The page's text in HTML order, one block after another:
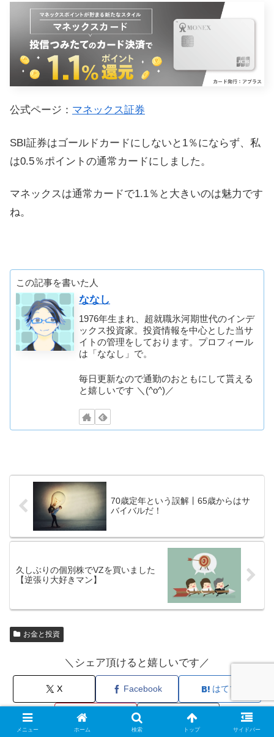
公式ページ： マネックス証券
SBI証券はゴールドカードにしないと1％にならず、私
は0.5％ポイントの通常カードにしました。
マネックスは通常カードで1.1％と大きいのは魅力です
ね。
この記事を書いた人
ななし
1976年生まれ、超就職氷河期世代のインデ
ックス投資家。投資情報を中心とした当サ
イトの管理をしております。プロフィール
は「ななし」で。
毎日更新なので通勤のおともにして貰える
と嬉しいです ＼(^o^)／
70歳定年という誤解丨65歳からはサ
バイバルだ！
久しぶりの個別株でVZを買いました
【逆張り大好きマン】
お金と投資
＼シェア頂けると嬉しいです／
X Facebook はてブ
Pinterest コピー
メニュー ホーム 検索 トップ サイドバー